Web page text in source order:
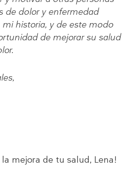
de dolor y enfermedad
historia, y de este modo
de mejorar su salud
mejora de tu salud, Lena!